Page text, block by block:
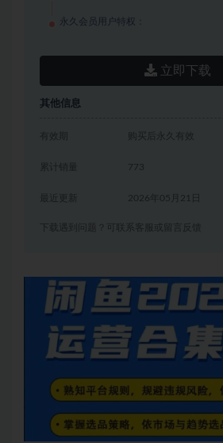
永久会员用户特权：
立即下载
其他信息
有效期 购买后永久有效
累计销量 773
2026年05月21日
下载遇到问题？可联系客服或留言反馈